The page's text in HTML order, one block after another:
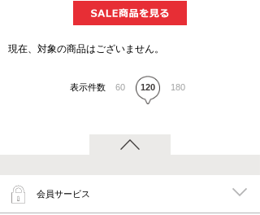
現在、対象の商品はございません。
表示件数 60 120 180
会員サービス